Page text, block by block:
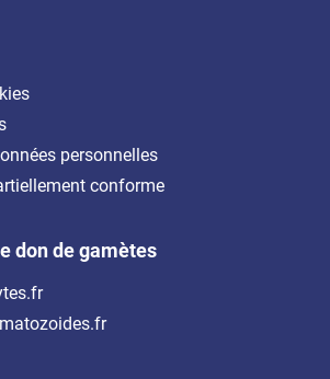
personnelles
conforme
don de gamètes